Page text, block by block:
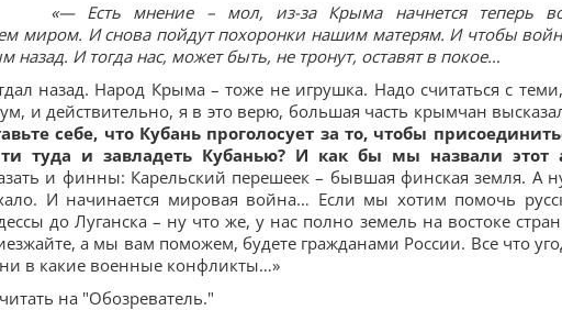
«— Есть мнение – мол, из-за Крыма начнется теперь
миром. И снова пойдут похоронки нашим матерям. И чтобы
И тогда нас, может быть, не тронут, оставят в покое…
назад. Народ Крыма – тоже не игрушка. Надо считаться с
и действительно, я в это верю, большая часть крымчан
себе, что Кубань проголосует за то, чтобы
туда и завладеть Кубанью? И как бы мы назвали этот
и финны: Карельский перешеек – бывшая финская земля. А
И начинается мировая война… Если мы хотим помочь
до Луганска – ну что же, у нас полно земель на востоке
а мы вам поможем, будете гражданами России. Все что
в какие военные конфликты…»
на "Обозреватель."